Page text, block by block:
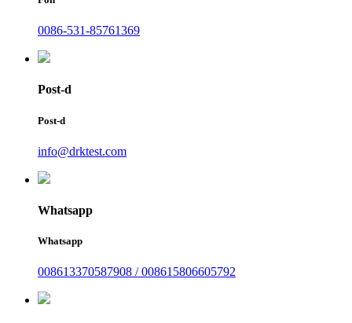
0086-531-85761369
Post-d
Post-d
info@drktest.com
Whatsapp
Whatsapp
008613370587908 / 008615806605792